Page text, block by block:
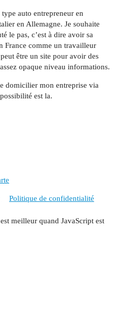
auto entrepreneur en
en Allemagne. Je souhaite
le pas, c’est à dire avoir sa
France comme un travailleur
être un site pour avoir des
opaque niveau informations.
domicilier mon entreprise via
est la.
Politique de confidentialité
meilleur quand JavaScript est